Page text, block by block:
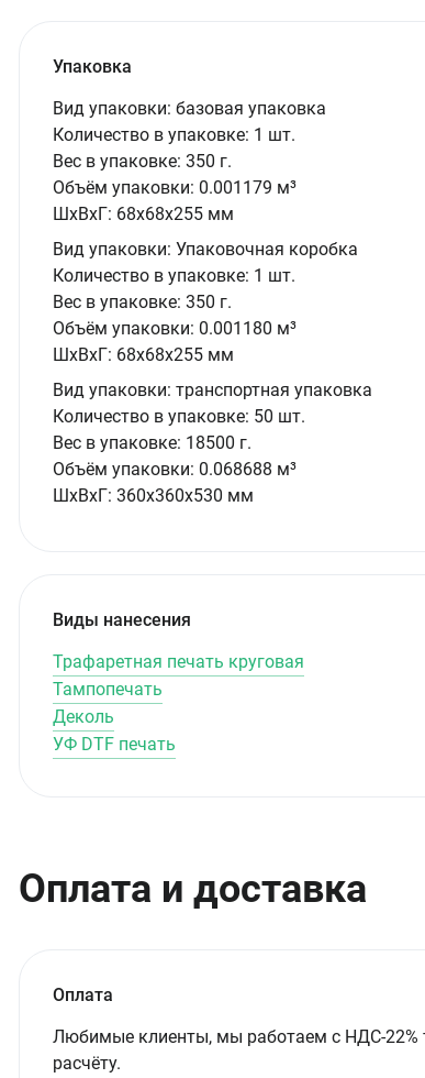
Упаковка
Вид упаковки: базовая упаковка
Количество в упаковке: 1 шт.
Вес в упаковке: 350 г.
Объём упаковки: 0.001179 м³
ШxВxГ: 68x68x255 мм
Вид упаковки: Упаковочная коробка
Количество в упаковке: 1 шт.
Вес в упаковке: 350 г.
Объём упаковки: 0.001180 м³
ШxВxГ: 68x68x255 мм
Вид упаковки: транспортная упаковка
Количество в упаковке: 50 шт.
Вес в упаковке: 18500 г.
Объём упаковки: 0.068688 м³
ШxВxГ: 360x360x530 мм
Виды нанесения
Трафаретная печать круговая
Тампопечать
Деколь
УФ DTF печать
Оплата и доставка
Оплата
Любимые клиенты, мы работаем с НДС-22%
расчёту.